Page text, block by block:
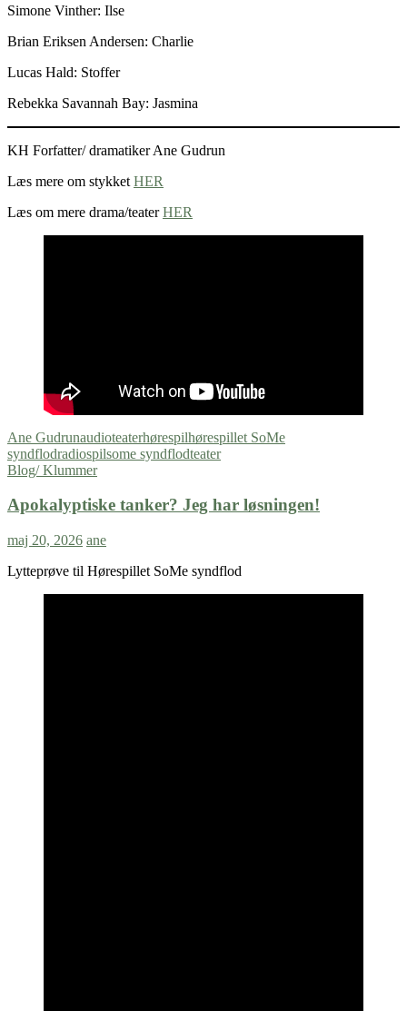
Simone Vinther: Ilse
Brian Eriksen Andersen: Charlie
Lucas Hald: Stoffer
Rebekka Savannah Bay: Jasmina
KH Forfatter/ dramatiker Ane Gudrun
Læs mere om stykket HER
Læs om mere drama/teaterHER
Ane Gudrunaudioteaterhørespilhørespillet SoMe
syndflodradiospilsome syndflodteater
Blog/ Klummer
Apokalyptiske tanker? Jeg har løsningen!
maj 20, 2026 ane
Lytteprøve til Hørespillet SoMe syndflod